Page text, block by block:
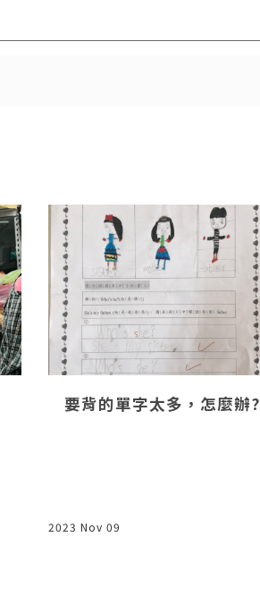
要背的單字太多，怎麼辦?
2023 Nov 09